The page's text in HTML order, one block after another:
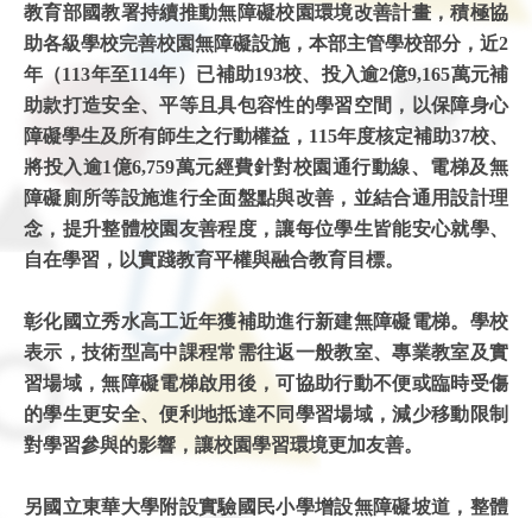
教育部國教署持續推動無障礙校園環境改善計畫，積極協
助各級學校完善校園無障礙設施，本部主管學校部分，近2
年（113年至114年）已補助193校、投入逾2億9,165萬元補
助款打造安全、平等且具包容性的學習空間，以保障身心
障礙學生及所有師生之行動權益，115年度核定補助37校、
將投入逾1億6,759萬元經費針對校園通行動線、電梯及無
障礙廁所等設施進行全面盤點與改善，並結合通用設計理
念，提升整體校園友善程度，讓每位學生皆能安心就學、
自在學習，以實踐教育平權與融合教育目標。
彰化國立秀水高工近年獲補助進行新建無障礙電梯。學校
表示，技術型高中課程常需往返一般教室、專業教室及實
習場域，無障礙電梯啟用後，可協助行動不便或臨時受傷
的學生更安全、便利地抵達不同學習場域，減少移動限制
對學習參與的影響，讓校園學習環境更加友善。
另國立東華大學附設實驗國民小學增設無障礙坡道，整體